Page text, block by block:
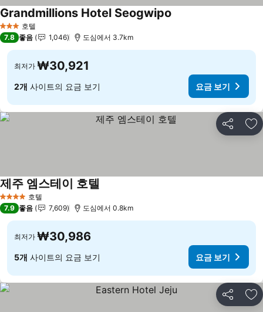
3 성급 호텔
Grandmillions Hotel Seogwipo
7.8 좋음 1,046 도심에서 3.7km
최저가 ₩30,921
2개 사이트의 요금 보기 요금 보기
공유 즐
4 성급 호텔
제주 엠스테이 호텔
7.9 좋음 7,609 도심에서 0.8km
최저가 ₩30,986
5개 사이트의 요금 보기 요금 보기
공유 즐